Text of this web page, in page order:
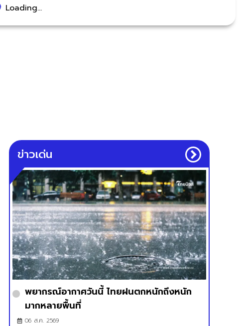
Loading...
ข่าวเด่น
พยากรณ์อากาศวันนี้ ไทยฝนตกหนักถึงหนัก
มากหลายพื้นที่
06 ส.ค. 2569